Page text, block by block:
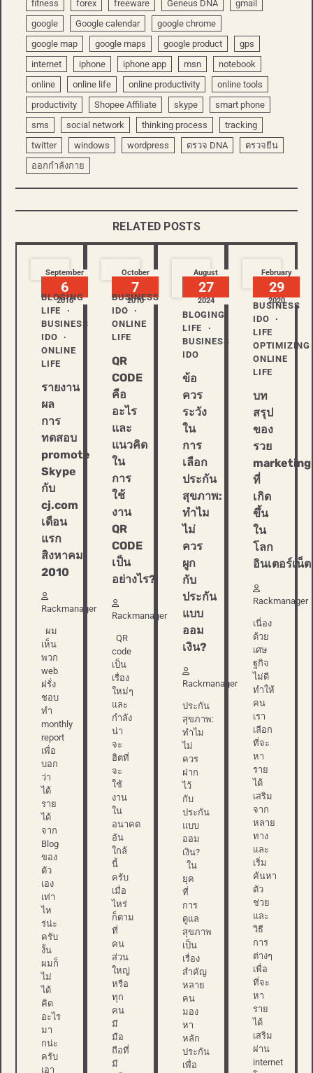
fitness forex freeware Geneus DNA
gmail
google
Google calendar
google chrome
google map
google maps google product
gps
internet
iphone iphone app msn
notebook
online
online life online productivity
online tools
productivity
Shopee Affiliate skype
smart phone
sms
social network thinking process
tracking
twitter
windows wordpress ตรวจ DNA
ตรวจยีน
ออกกำลังกาย
RELATED POSTS
September
6
2010
BLOGING
LIFE
BUSINESS
IDO
ONLINE
LIFE
รายงาน
ผล
การ
ทดสอบ
promote
Skype
กับ
cj.com
เดือน
แรก
สิงหาคม
2010
Rackmanager
ผม
เห็น
พวก
web
ฝรั่ง
ชอบ
ทำ
monthly
report
เพื่อ
บอก
ว่า
ได้
ราย
ได้
จาก
Blog
ของ
ตัว
เอง
เท่า
ไห
ร่น่ะ
ครับ
งั้น
ผมก็
ไม่
ได้
คิด
อะไร
มา
กน่ะ
ครับ
เอา
October
7
2010
BUSINESS
IDO
ONLINE
LIFE
QR
CODE
คือ
อะไร
และ
แนวคิด
ใน
การ
ใช้
งาน
QR
CODE
เป็น
อย่างไร?
Rackmanager
QR
code
เป็น
เรื่อง
ใหม่ๆ
และ
กำลัง
น่า
จะ
ฮิตที่
จะ
ใช้
งาน
ใน
อนาคต
อัน
ใกล้
นี้
ครับ
เมื่อ
ไหร่
ก็ตาม
ที่
คน
ส่วน
ใหญ่
หรือ
ทุก
คน
มี
มือ
ถือที่
มี
August
27
2024
BLOGING
LIFE
BUSINESS
IDO
ข้อ
ควร
ระวัง
ใน
การ
เลือก
ประกัน
สุขภาพ:
ทำไม
ไม่
ควร
ผูก
กับ
ประกัน
แบบ
ออม
เงิน?
Rackmanager
ประกัน
สุขภาพ:
ทำไม
ไม่
ควร
ฝาก
ไว้
กับ
ประกัน
แบบ
ออม
เงิน?
ใน
ยุค
ที่
การ
ดูแล
สุขภาพ
เป็น
เรื่อง
สำคัญ
หลาย
คน
มอง
หา
หลัก
ประกัน
เพื่อ
February
29
2020
BUSINESS
IDO
LIFE
OPTIMIZING
ONLINE
LIFE
บท
สรุป
ของ
รวย
marketing
ที่
เกิด
ขึ้น
ใน
โลก
อินเตอร์เน็ต
Rackmanager
เนื่อง
ด้วย
เศษ
ฐกิจ
ไม่ดี
ทำให้
คน
เรา
เลือก
ที่จะ
หา
ราย
ได้
เสริม
จาก
หลาย
ทาง
และ
เริ่ม
ค้นหา
ตัว
ช่วย
และ
วิธี
การ
ต่างๆ
เพื่อ
ที่จะ
หา
ราย
ได้
เสริม
ผ่าน
internet